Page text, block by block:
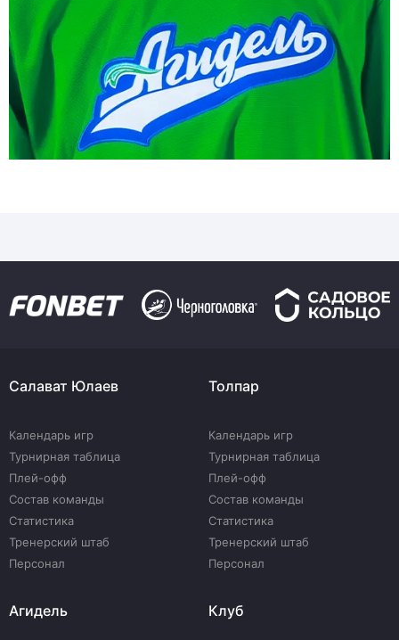
Салават Юлаев
Календарь игр
Турнирная таблица
Плей-офф
Состав команды
Статистика
Тренерский штаб
Персонал
Толпар
Календарь игр
Турнирная таблица
Плей-офф
Состав команды
Статистика
Тренерский штаб
Персонал
Агидель Клуб